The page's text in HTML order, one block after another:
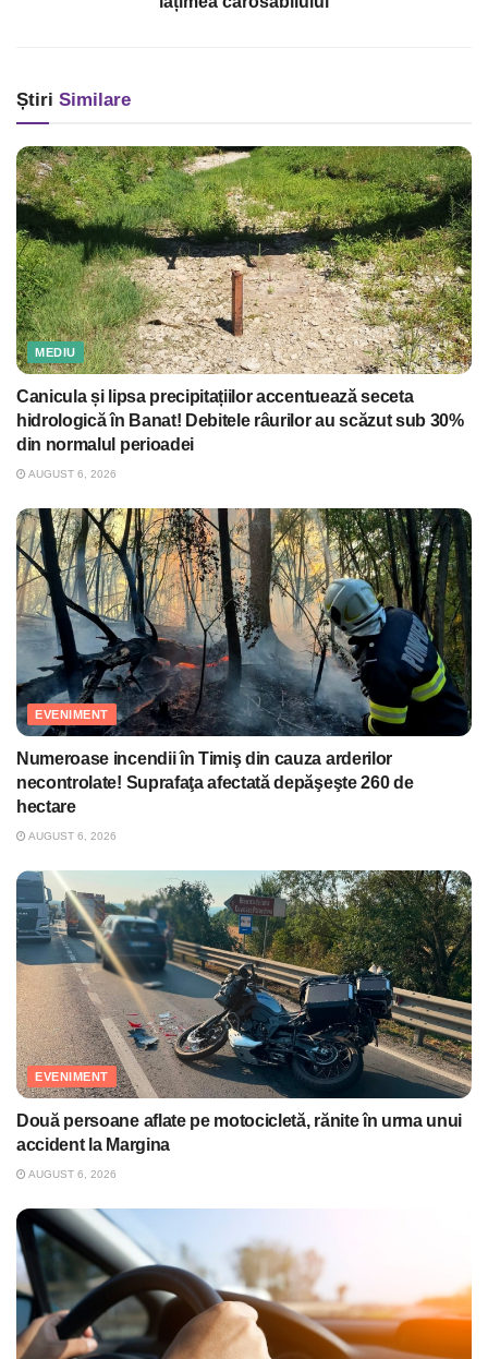
Știri Similare
MEDIU
Canicula și lipsa precipitațiilor accentuează seceta
hidrologică în Banat! Debitele râurilor au scăzut sub 30%
din normalul perioadei
AUGUST 6, 2026
EVENIMENT
Numeroase incendii în Timiş din cauza arderilor
necontrolate! Suprafaţa afectată depăşeşte 260 de
hectare
AUGUST 6, 2026
EVENIMENT
Două persoane aflate pe motocicletă, rănite în urma unui
accident la Margina
AUGUST 6, 2026